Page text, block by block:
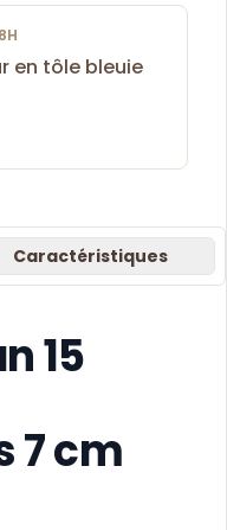
en tôle bleuie
Caractéristiques
15
7 cm